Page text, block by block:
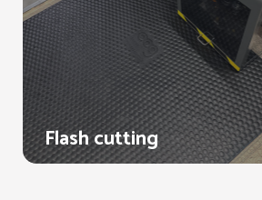
Flash cutting